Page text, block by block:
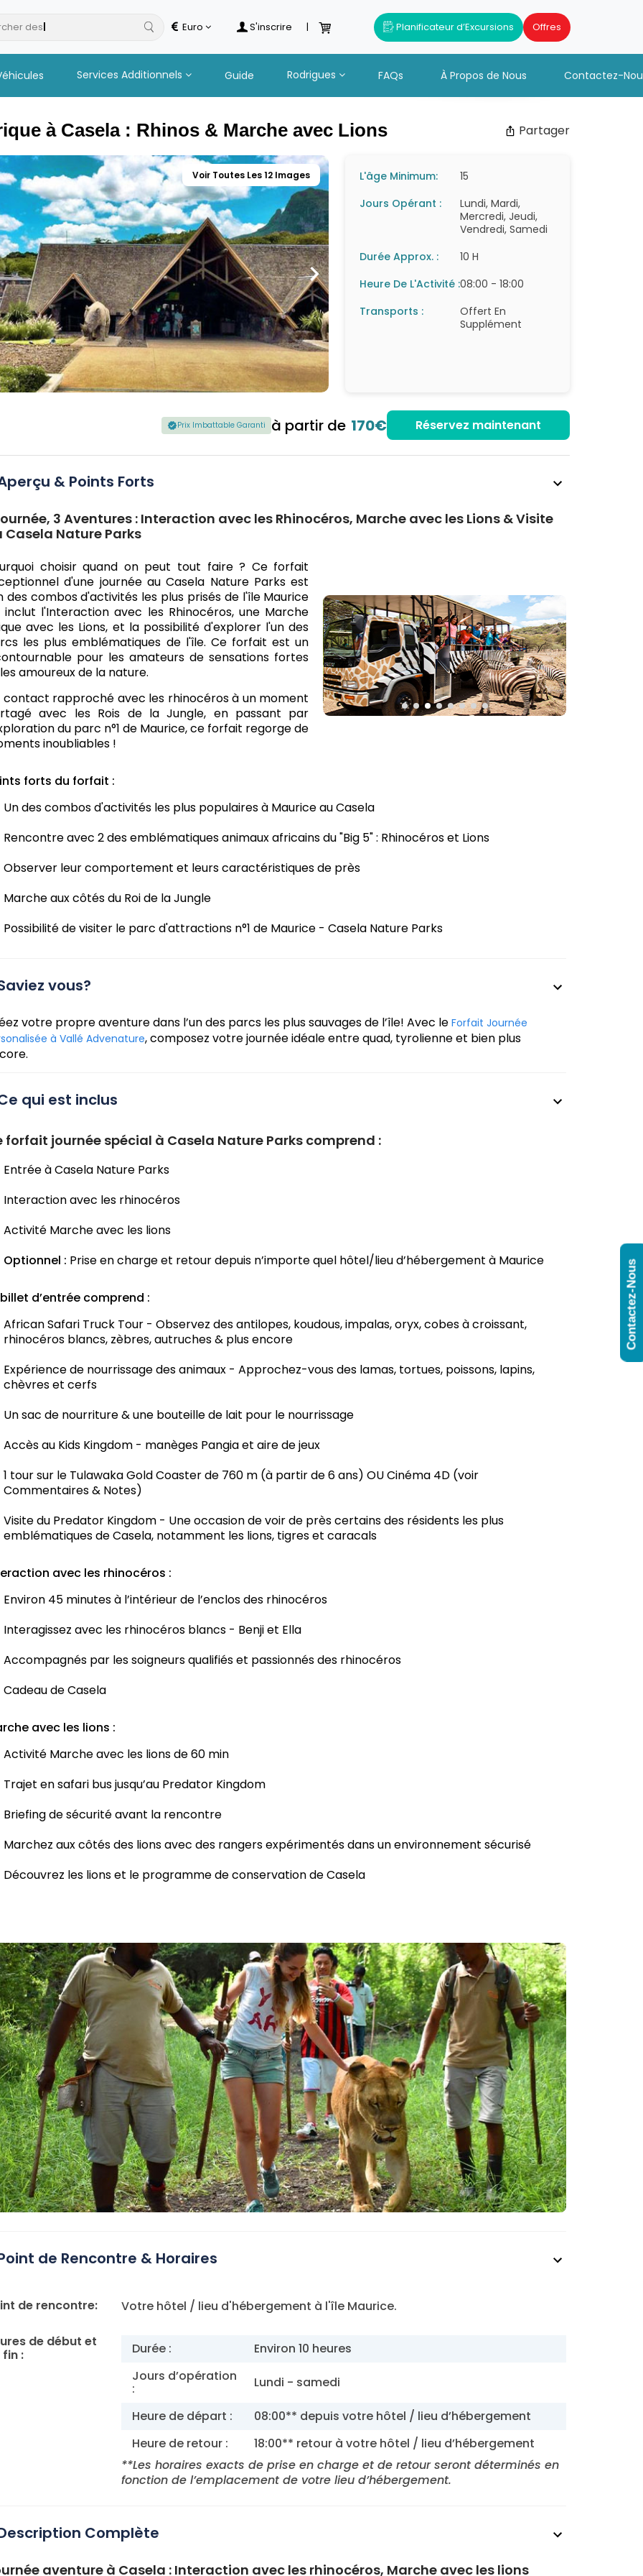
desh Euro S'inscrire | Planificateur d’Excursions Offres
Services Additionnels Guide Rodrigues FAQs À Propos de Nous Contactez-
à Casela : Rhinos & Marche avec Lions Partager
Voir Toutes Les 12 Images L'âge Minimum:
15
Jours Opérant :
Lundi, Mardi,
Mercredi, Jeudi,
Vendredi, Samedi
Durée Approx. :
10 H
Heure De L'Activité :08:00 - 18:00
Transports :
Offert En
Supplément
Prix Imbattable Garanti à partir de 170€ Réservez maintenant
& Points Forts
3 Aventures : Interaction avec les Rhinocéros, Marche avec les Lions & Visite
Casela Nature Parks
choisir quand on peut tout faire ? Ce forfait
d'une journée au Casela Nature Parks est
des combos d'activités les plus prisés de l'île Maurice
l'Interaction avec les Rhinocéros, une Marche
avec les Lions, et la possibilité d'explorer l'un des
les plus emblématiques de l'île. Ce forfait est un
pour les amateurs de sensations fortes
amoureux de la nature.
contact rapproché avec les rhinocéros à un moment
avec les Rois de la Jungle, en passant par
du parc n°1 de Maurice, ce forfait regorge de
inoubliables !
forts du forfait :
Un des combos d'activités les plus populaires à Maurice au Casela
Rencontre avec 2 des emblématiques animaux africains du "Big 5" : Rhinocéros et Lions
Observer leur comportement et leurs caractéristiques de près
Marche aux côtés du Roi de la Jungle
Possibilité de visiter le parc d'attractions n°1 de Maurice - Casela Nature Parks
vous?
votre propre aventure dans l’un des parcs les plus sauvages de l’île! Avec le Forfait Journée
à Vallé Advenature, composez votre journée idéale entre quad, tyrolienne et bien plus
qui est inclus
forfait journée spécial à Casela Nature Parks comprend :
Entrée à Casela Nature Parks
Interaction avec les rhinocéros
Activité Marche avec les lions
Optionnel : Prise en charge et retour depuis n’importe quel hôtel/lieu d’hébergement à Maurice
d’entrée comprend :
African Safari Truck Tour - Observez des antilopes, koudous, impalas, oryx, cobes à croissant,
rhinocéros blancs, zèbres, autruches & plus encore
Expérience de nourrissage des animaux - Approchez-vous des lamas, tortues, poissons, lapins,
chèvres et cerfs
Un sac de nourriture & une bouteille de lait pour le nourrissage
Accès au Kids Kingdom - manèges Pangia et aire de jeux
1 tour sur le Tulawaka Gold Coaster de 760 m (à partir de 6 ans) OU Cinéma 4D (voir
Commentaires & Notes)
Visite du Predator Kingdom - Une occasion de voir de près certains des résidents les plus
emblématiques de Casela, notamment les lions, tigres et caracals
avec les rhinocéros :
Environ 45 minutes à l’intérieur de l’enclos des rhinocéros
Interagissez avec les rhinocéros blancs - Benji et Ella
Accompagnés par les soigneurs qualifiés et passionnés des rhinocéros
Cadeau de Casela
avec les lions :
Activité Marche avec les lions de 60 min
Trajet en safari bus jusqu’au Predator Kingdom
Briefing de sécurité avant la rencontre
Marchez aux côtés des lions avec des rangers expérimentés dans un environnement sécurisé
Découvrez les lions et le programme de conservation de Casela
de Rencontre & Horaires
de rencontre: Votre hôtel / lieu d'hébergement à l'île Maurice.
de début et
:
Durée :
Environ 10 heures
Jours d’opération
: Lundi - samedi
Heure de départ :
08:00** depuis votre hôtel / lieu d’hébergement
Heure de retour :
18:00** retour à votre hôtel / lieu d’hébergement
**Les horaires exacts de prise en charge et de retour seront déterminés en
fonction de l’emplacement de votre lieu d’hébergement.
Complète
aventure à Casela : Interaction avec les rhinocéros, Marche avec les lions
Contactez-Nous